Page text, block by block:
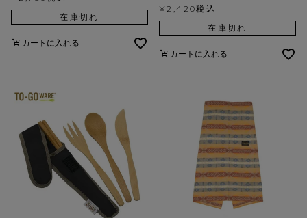
在庫切れ
カートに入れる
¥ 2,420税込
在庫切れ
カートに入れる